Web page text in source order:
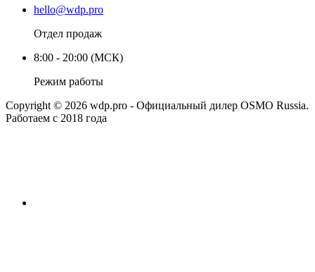
hello@wdp.pro
Отдел продаж
8:00 - 20:00 (МСК)
Режим работы
Copyright © 2026 wdp.pro - Официальный дилер OSMO Russia.
Работаем с 2018 года